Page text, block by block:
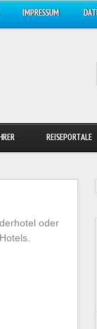
IMPRESSUM
REISEPORTALE
oder